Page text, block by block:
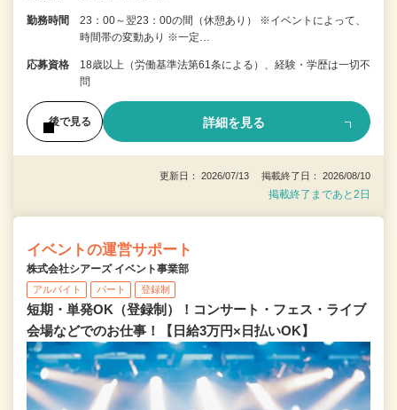
勤務時間
23：00～翌23：00の間（休憩あり） ※イベントによって、
時間帯の変動あり ※一定…
応募資格
18歳以上（労働基準法第61条による）、経験・学歴は一切不
問
後で見る 詳細を見る
更新日： 2026/07/13 掲載終了日： 2026/08/10
掲載終了まであと2日
イベントの運営サポート
株式会社シアーズ イベント事業部
アルバイト パート 登録制
短期・単発OK（登録制）！コンサート・フェス・ライブ
会場などでのお仕事！【日給3万円×日払いOK】